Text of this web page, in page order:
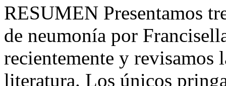
RESUMEN Presentamos
de neumonía por
recientemente y revisamos
literatura. Los únicos